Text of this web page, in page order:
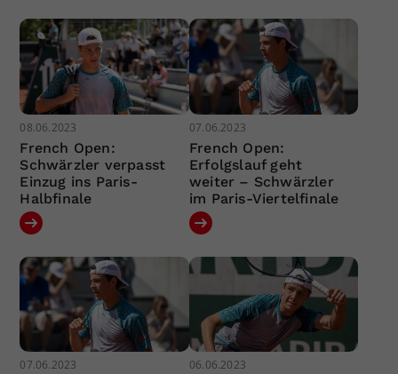
08.06.2023
French Open:
Schwärzler verpasst
Einzug ins Paris-
Halbfinale
07.06.2023
French Open:
Erfolgslauf geht
weiter – Schwärzler
im Paris-Viertelfinale
07.06.2023 06.06.2023